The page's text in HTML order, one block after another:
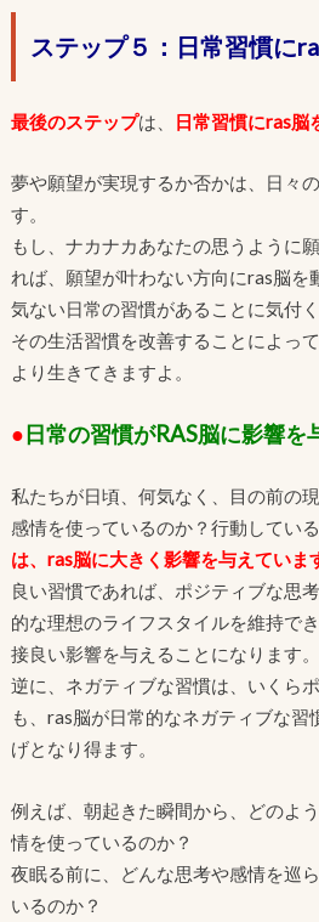
ステップ５：日常習慣に
最後のステップは、 日常習慣にras脳
夢や願望が実現するか否かは、日々
す。
もし、ナカナカあなたの思うように
れば、願望が叶わない方向にras脳を
気ない日常の習慣があることに気付
その生活習慣を改善することによっ
より生きてきますよ。
●日常の習慣がRAS脳に影響を
私たちが日頃、何気なく、目の前の
感情を使っているのか？行動してい
は、 ras脳に大きく影響を与えていま
良い習慣であれば、ポジティブな思
的な理想のライフスタイルを維持で
接良い影響を与えることになります。
逆に、ネガティブな習慣は、いくら
も、ras脳が日常的なネガティブな
げとなり得ます。
例えば、朝起きた瞬間から、どのよ
情を使っているのか？
夜眠る前に、どんな思考や感情を巡
いるのか？